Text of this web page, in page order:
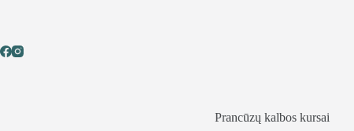
Prancūzų kalbos kursai